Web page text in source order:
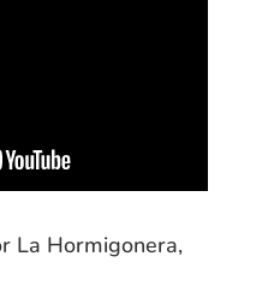
La Hormigonera,